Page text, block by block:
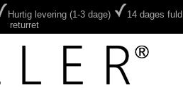
Hurtig levering (1-3 dage)
14 dages fuld
returret